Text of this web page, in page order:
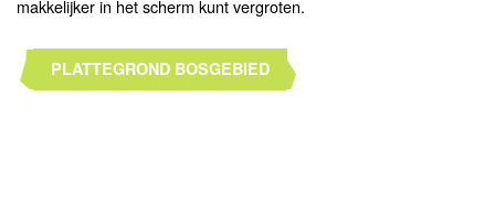
makkelijker in het scherm kunt vergroten.
PLATTEGROND BOSGEBIED